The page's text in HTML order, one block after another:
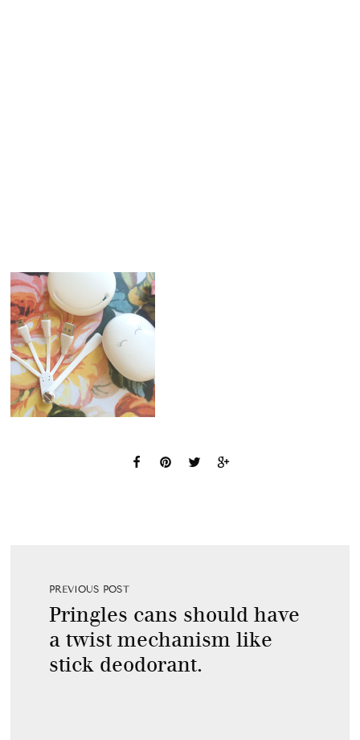
PREVIOUS POST
Pringles cans should have
a twist mechanism like
stick deodorant.